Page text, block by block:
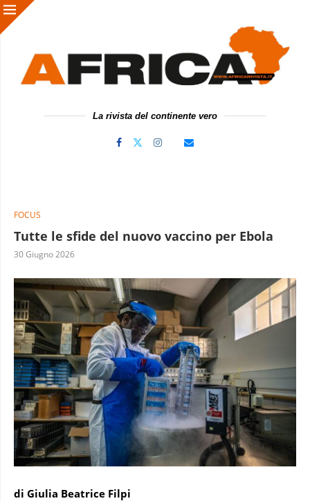
La rivista del continente vero
FOCUS
Tutte le sfide del nuovo vaccino per Ebola
30 Giugno 2026
di Giulia Beatrice Filpi